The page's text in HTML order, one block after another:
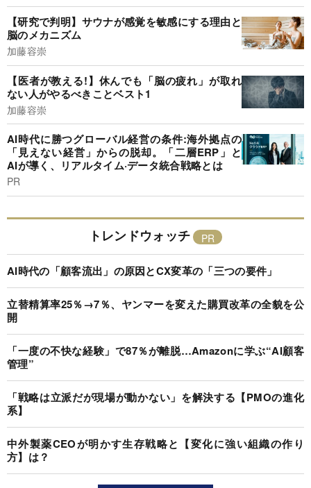
【研究で判明】サウナが感覚を敏感にする理由と
脳のメカニズム
加藤容崇
【医者が教える!】休んでも「脳の疲れ」が取れ
ない人がやるべきことベスト1
加藤容崇
AI時代に勝つグローバル経営の条件:海外拠点の
「見えない経営」からの脱却。「二層ERP」と
AIが導く、リアルタイム·データ統合戦略とは
PR
トレンドウォッチ
AI時代の「顧客流出」の原因とCX変革の「三つの要件」
立替精算率25％→7％、ヤンマーを変えた購買改革の全貌を公
開
「一度の不快な経験」で87％が離脱…Amazonに学ぶ“AI顧客
管理”
「戦略は立派だが現場が動かない」を解決する【PMOの進化
系】
中外製薬CEOが明かす生存戦略と【変化に強い組織の作り
方】は？